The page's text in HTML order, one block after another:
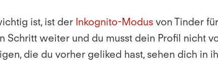
ist, ist der Inkognito-Modus von Tinder
Schritt weiter und du musst dein Profil nicht
die du vorher geliked hast, sehen dich in